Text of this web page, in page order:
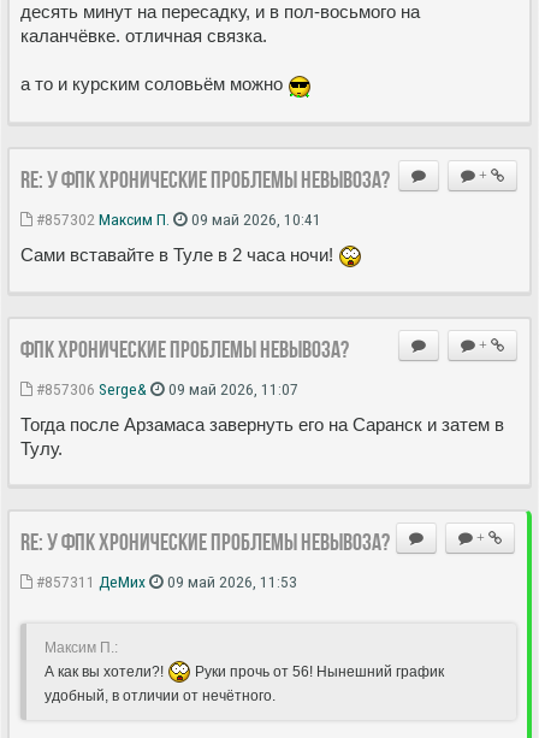
десять минут на пересадку, и в пол-восьмого на
каланчёвке. отличная связка.
а то и курским соловьём можно
+
Re: У ФПК хронические проблемы невывоза?
#857302 Максим П. 09 май 2026, 10:41
Сами вставайте в Туле в 2 часа ночи!
+
ФПК хронические проблемы невывоза?
#857306 Serge& 09 май 2026, 11:07
Тогда после Арзамаса завернуть его на Саранск и затем в
Тулу.
+
Re: У ФПК хронические проблемы невывоза?
#857311 ДеМих 09 май 2026, 11:53
Максим П.:
А как вы хотели?!
Руки прочь от 56! Нынешний график
удобный, в отличии от нечëтного.